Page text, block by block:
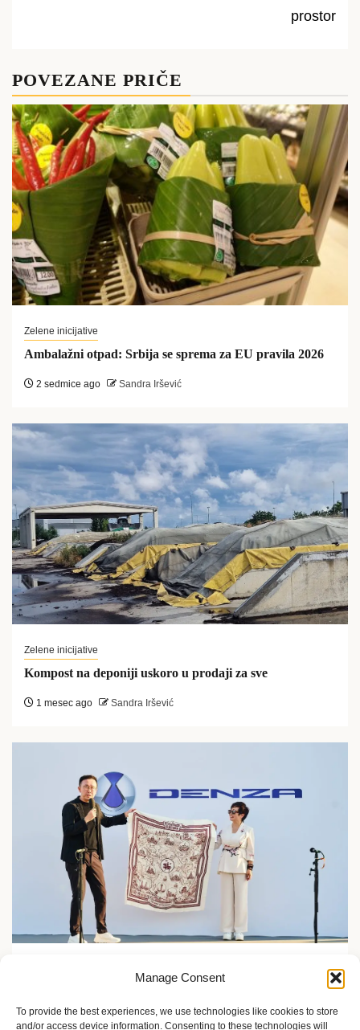
Manage Consent
To provide the best experiences, we use technologies like cookies to store
and/or access device information. Consenting to these technologies will
prostor
POVEZANE PRIČE
Zelene inicijative
Ambalažni otpad: Srbija se sprema za EU pravila 2026
2 sedmice ago Sandra Iršević
Zelene inicijative
Kompost na deponiji uskoro u prodaji za sve
1 mesec ago Sandra Iršević
minuta?